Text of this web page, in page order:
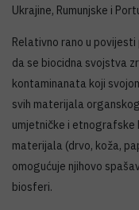
Ukrajine, Rumunjske i
Relativno rano u
da se biocidna svojstva
kontaminanata koji
svih materijala
umjetničke i
materijala (drvo, koža,
omogućuje njihovo
biosferi.